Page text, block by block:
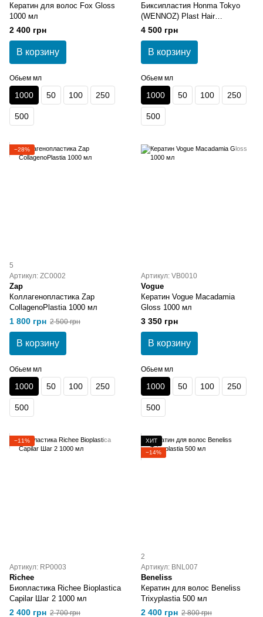
Кератин для волос Fox Gloss
1000 мл
2 400 грн
В корзину
Обьем мл
1000 50 100 250
500
Биксипластия Honma Tokyo
(WENNOZ) Plast Hair
Bixyplastia 1000 мл
4 500 грн
В корзину
Обьем мл
1000 50 100 250
500
−28%
5
Артикул: ZC0002
Zap
Коллагенопластика Zap
CollagenoPlastia 1000 мл
1 800 грн 2 500 грн
В корзину
Обьем мл
1000 50 100 250
500
Артикул: VB0010
Vogue
Кератин Vogue Macadamia
Gloss 1000 мл
3 350 грн
В корзину
Обьем мл
1000 50 100 250
500
−11%
Артикул: RP0003
Richee
Биопластика Richee Bioplastica
Capilar Шаг 2 1000 мл
2 400 грн 2 700 грн
ХИТ
−14%
2
Артикул: BNL007
Beneliss
Кератин для волос Beneliss
Trixyplastia 500 мл
2 400 грн 2 800 грн